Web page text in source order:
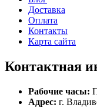
Доставка
Оплата
Контакты
Карта сайта
Контактная
Рабочие часы:
Адрес: г.